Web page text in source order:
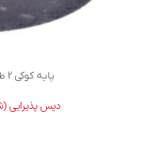
پایه کوکی 2 طبقه اولیور تاشوو T0404
دیس پذیرایی